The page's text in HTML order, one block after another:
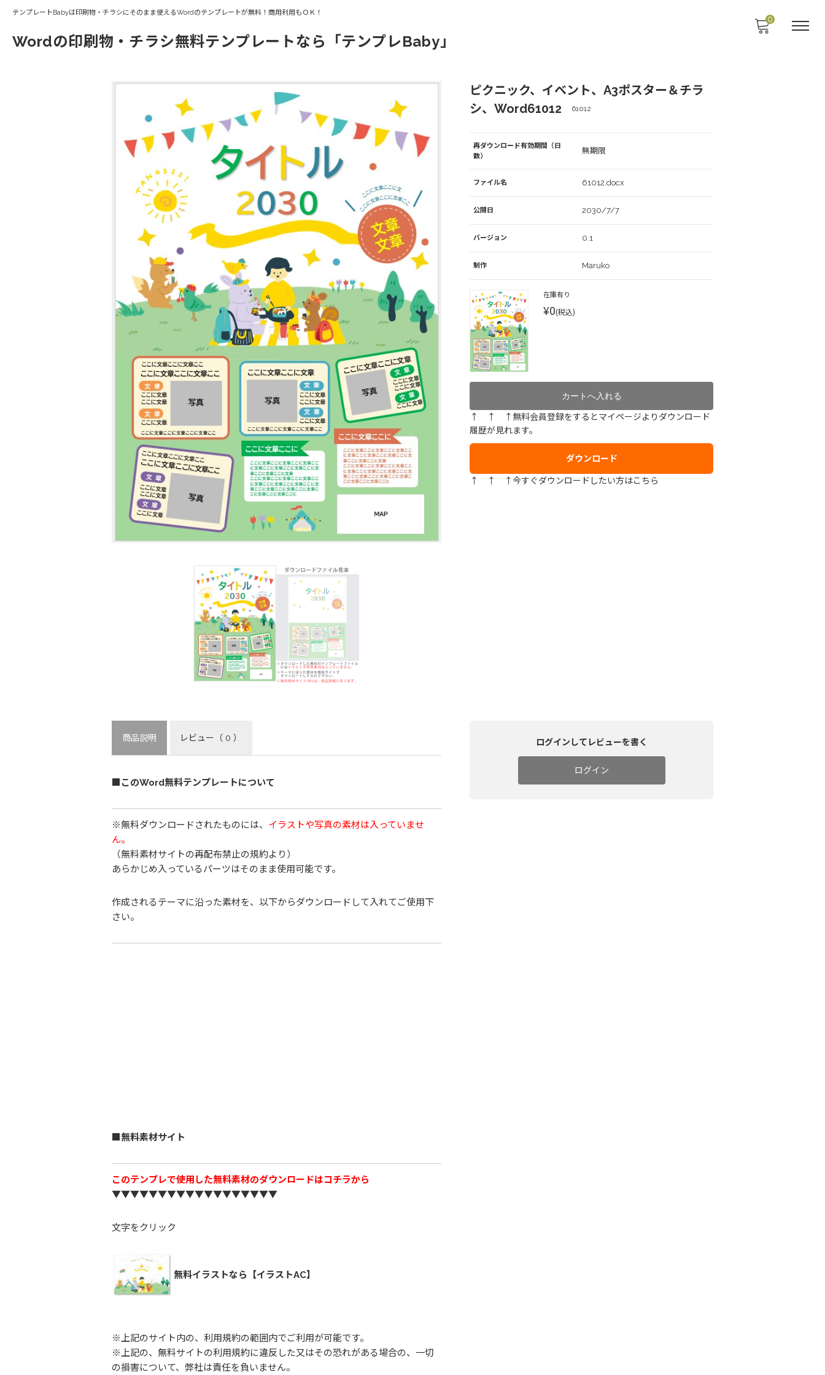
テンプレートBabyは印刷物・チラシにそのまま使えるWordのテンプレートが無料！商用利用もＯＫ！
Wordの印刷物・チラシ無料テンプレートなら「テンプレBaby」
0
ピクニック、イベント、A3ポスター＆チラ
シ、Word61012
61012
再ダウンロード有効期間（日
数）
無期限
ファイル名 61012.docx
公開日 2030/7/7
バージョン 0.1
制作 Maruko
在庫有り
¥0(税込)
↑ ↑ ↑無料会員登録をするとマイページよりダウンロード
履歴が見れます。
ダウンロード
↑ ↑ ↑今すぐダウンロードしたい方はこちら
商品説明 レビュー （ 0 ）
■このWord無料テンプレートについて
※無料ダウンロードされたものには、 イラストや写真の素材は入っていませ
ん。
（無料素材サイトの再配布禁止の規約より）
あらかじめ入っているパーツはそのまま使用可能です。
作成されるテーマに沿った素材を、以下からダウンロードして入れてご使用下
さい。
■無料素材サイト
このテンプレで使用した無料素材のダウンロードはコチラから
▼▼▼▼▼▼▼▼▼▼▼▼▼▼▼▼▼▼
文字をクリック
無料イラストなら【イラストAC】
※上記のサイト内の、利用規約の範囲内でご利用が可能です。
※上記の、無料サイトの利用規約に違反した又はその恐れがある場合の、一切
の損害について、弊社は責任を負いません。
ログインしてレビューを書く
ログイン